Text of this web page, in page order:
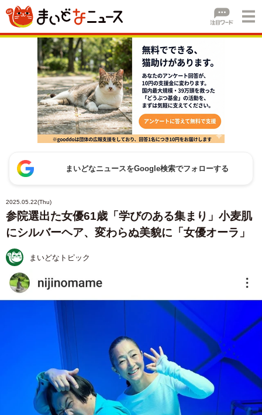
まいどなニュースをGoogle検索でフォローする
2025.05.22(Thu)
参院選出た女優61歳「学びのある集まり」小麦肌
にシルバーヘア、変わらぬ美貌に「女優オーラ」
まいどなトピック